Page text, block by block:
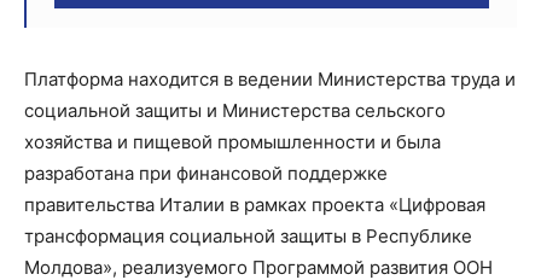
Платформа находится в ведении Министерства труда и
социальной защиты и Министерства сельского
хозяйства и пищевой промышленности и была
разработана при финансовой поддержке
правительства Италии в рамках проекта «Цифровая
трансформация социальной защиты в Республике
Молдова», реализуемого Программой развития ООН